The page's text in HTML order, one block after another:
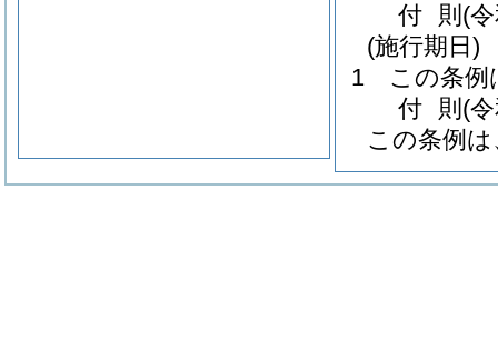
付 則 (
(施行期日)
1
この条例
付 則 (
この条例